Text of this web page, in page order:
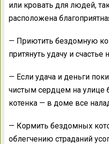
или кровать для людей,
расположена
— Приютить бездомную
притянуть удачу и счастье
— Если удача и деньги
чистым сердцем на
котенка — в доме все
— Кормить бездомных
облегчению страданий